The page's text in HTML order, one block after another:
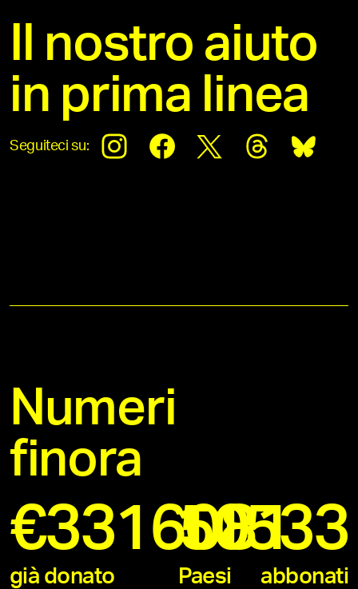
Il nostro aiuto
in prima linea
Seguiteci su:
Numeri
finora
€3316081
già donato
50
Paesi
11533
abbonati